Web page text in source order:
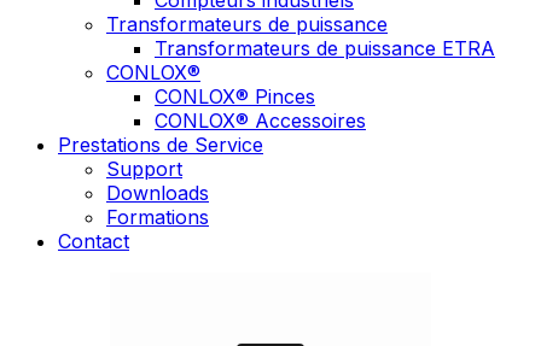
Transformateurs de puissance
Transformateurs de puissance ETRA
CONLOX®
CONLOX® Pinces
CONLOX® Accessoires
Prestations de Service
Support
Downloads
Formations
Contact